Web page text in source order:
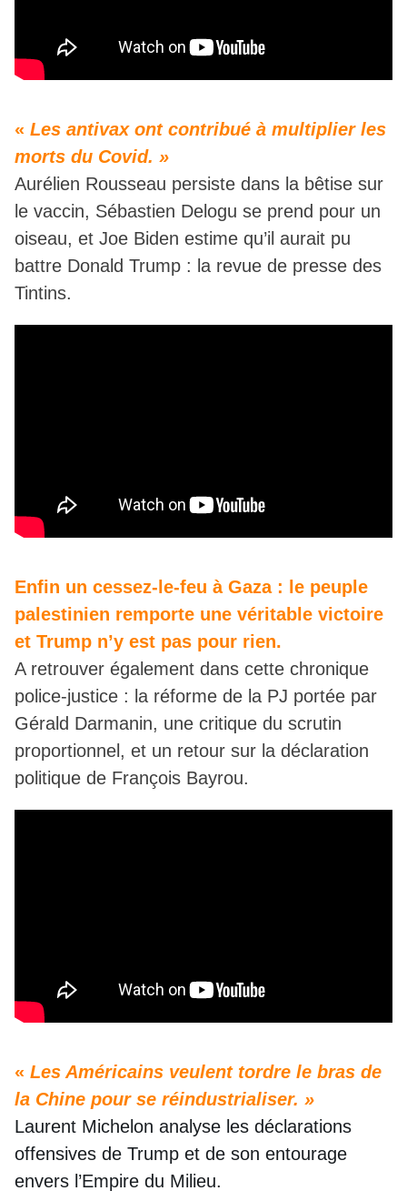
« Les antivax ont contribué à multiplier les
morts du Covid. »
Aurélien Rousseau persiste dans la bêtise sur
le vaccin, Sébastien Delogu se prend pour un
oiseau, et Joe Biden estime qu’il aurait pu
battre Donald Trump : la revue de presse des
Tintins.
Enfin un cessez-le-feu à Gaza : le peuple
palestinien remporte une véritable victoire
et Trump n’y est pas pour rien.
A retrouver également dans cette chronique
police-justice : la réforme de la PJ portée par
Gérald Darmanin, une critique du scrutin
proportionnel, et un retour sur la déclaration
politique de François Bayrou.
« Les Américains veulent tordre le bras de
la Chine pour se réindustrialiser. »
Laurent Michelon analyse les déclarations
offensives de Trump et de son entourage
envers l’Empire du Milieu.